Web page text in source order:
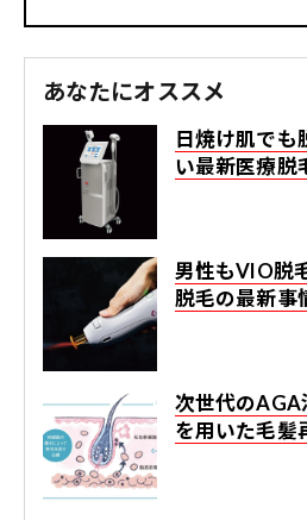
あなたにオススメ
日焼け肌でも
い最新医療脱
男性もVIO脱
脱毛の最新事
次世代のAGA
を用いた毛髪